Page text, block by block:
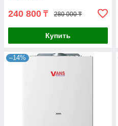
240 800 ₸ 280 000 ₸
Купить
–14%